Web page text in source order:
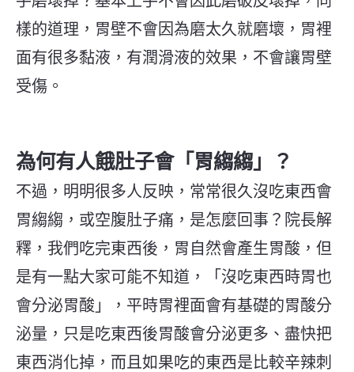
樣的道理，胃壁不會因為磨太久就磨壞，胃裡
面有很多黏液，有潤滑液的效果，不會讓胃壁
受傷。
為何有人餓肚子會「胃縐縐」？
不過，明明很多人反映，常常很久沒吃東西會
胃縐縐，或空腹肚子痛，是怎麼回事？院長解
釋，我們吃完東西後，胃自然會產生胃酸，但
是有一點大家可能不知道，「沒吃東西時胃也
會分泌胃酸」，平時胃裡面會有基礎的胃酸分
泌量，只是吃東西後胃酸會分泌更多、盡快把
東西消化掉，而且如果吃的東西是比較辛辣刺